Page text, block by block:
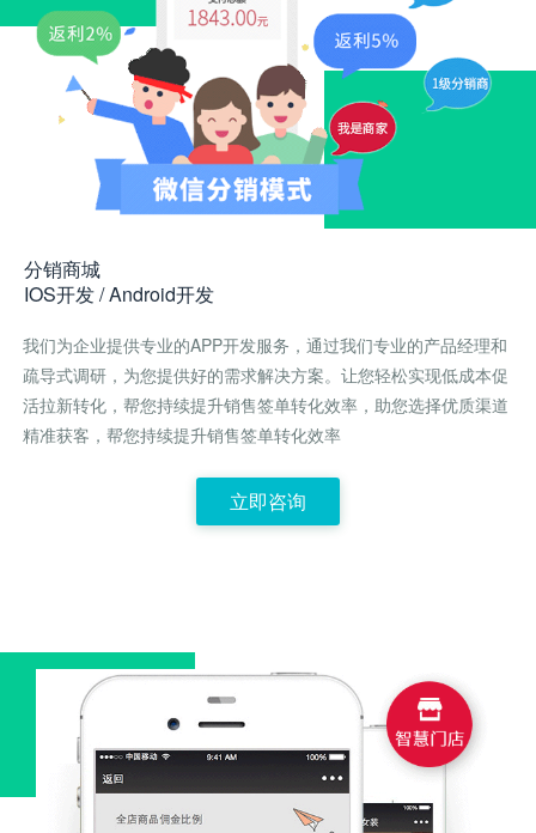
分销商城
IOS开发 / Android开发
我们为企业提供专业的APP开发服务，通过我们专业的产品经理和
疏导式调研，为您提供好的需求解决方案。让您轻松实现低成本促
活拉新转化，帮您持续提升销售签单转化效率，助您选择优质渠道
精准获客，帮您持续提升销售签单转化效率
立即咨询